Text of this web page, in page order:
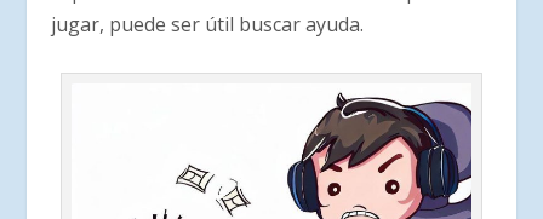
jugar, puede ser útil buscar ayuda.